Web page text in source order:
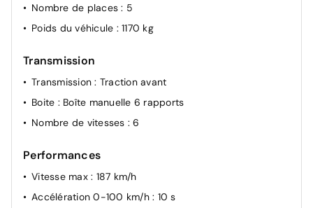
Nombre de places: 5
Poids du véhicule : 1170 kg
Transmission
Transmission: Traction avant
Boite : Boîte manuelle 6 rapports
Nombre de vitesses : 6
Performances
Vitesse max : 187 km/h
Accélération 0-100 km/h : 10 s